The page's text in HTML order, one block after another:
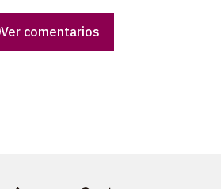
Ver comentarios